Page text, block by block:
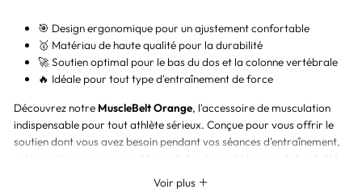
🎯 Design ergonomique pour un ajustement confortable
🥇 Matériau de haute qualité pour la durabilité
🚀 Soutien optimal pour le bas du dos et la colonne vertébrale
🔥 Idéale pour tout type d'entraînement de force
Découvrez notre MuscleBelt Orange, l'accessoire de musculation
indispensable pour tout athlète sérieux. Conçue pour vous offrir le
soutien dont vous avez besoin pendant vos séances d'entraînement,
cette ceinture noire en matériau de haute qualité promet durabilité
Voir plus